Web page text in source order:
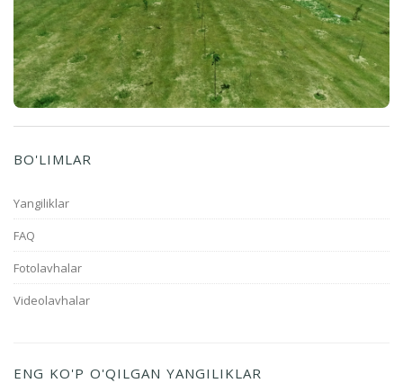
BO'LIMLAR
Yangiliklar
FAQ
Fotolavhalar
Videolavhalar
ENG KO'P O'QILGAN YANGILIKLAR